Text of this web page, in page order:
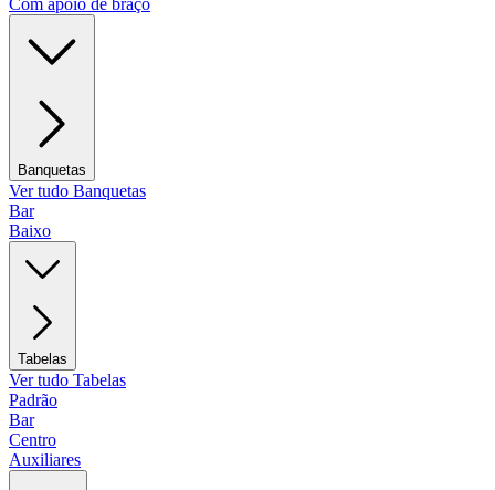
Com apoio de braço
Banquetas
Ver tudo Banquetas
Bar
Baixo
Tabelas
Ver tudo Tabelas
Padrão
Bar
Centro
Auxiliares